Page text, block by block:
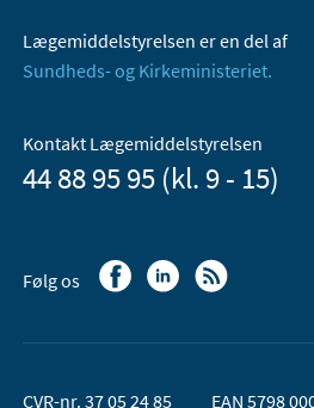
Lægemiddelstyrelsen er en del af
Sundheds- og Kirkeministeriet.
Kontakt Lægemiddelstyrelsen
44 88 95 95 (kl. 9 - 15)
Følg os
CVR-nr. 37 05 24 85 EAN 5798